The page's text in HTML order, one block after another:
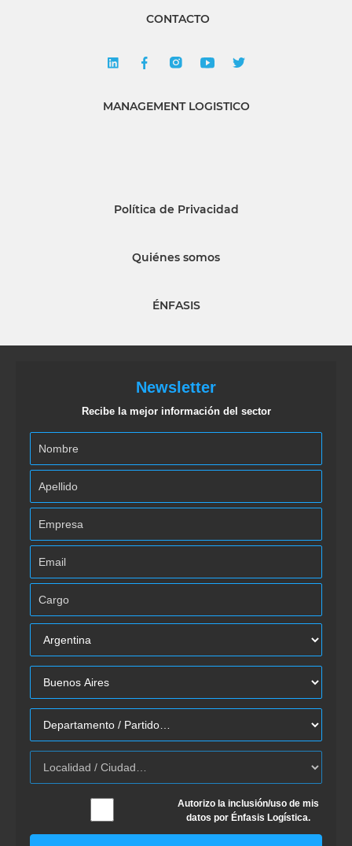
CONTACTO
MANAGEMENT LOGISTICO
Política de Privacidad
Quiénes somos
ÉNFASIS
Newsletter
Recibe la mejor información del sector
Autorizo la inclusión/uso de mis
datos por Énfasis Logística.